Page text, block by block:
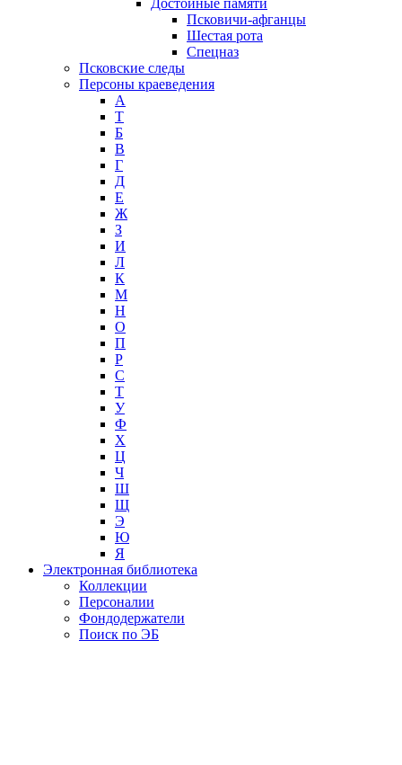
Псковичи-афганцы
Шестая рота
Спецназ
Псковские следы
Персоны краеведения
А
T
Б
В
Г
Д
Е
Ж
З
И
Л
К
М
Н
О
П
Р
С
Т
У
Ф
Х
Ц
Ч
Ш
Щ
Э
Ю
Я
Электронная библиотека
Коллекции
Персоналии
Фондодержатели
Поиск по ЭБ